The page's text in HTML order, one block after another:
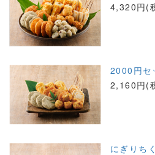
4,320円(
2000円セ
2,160円(
にぎりち